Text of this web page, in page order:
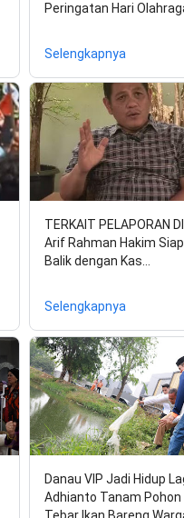
Peringatan Hari
Selengkapnya
TERKAIT PELAPORAN
Arif Rahman Hakim
Balik dengan Kas…
Selengkapnya
Danau VIP Jadi Hidup
Adhianto Tanam Pohon